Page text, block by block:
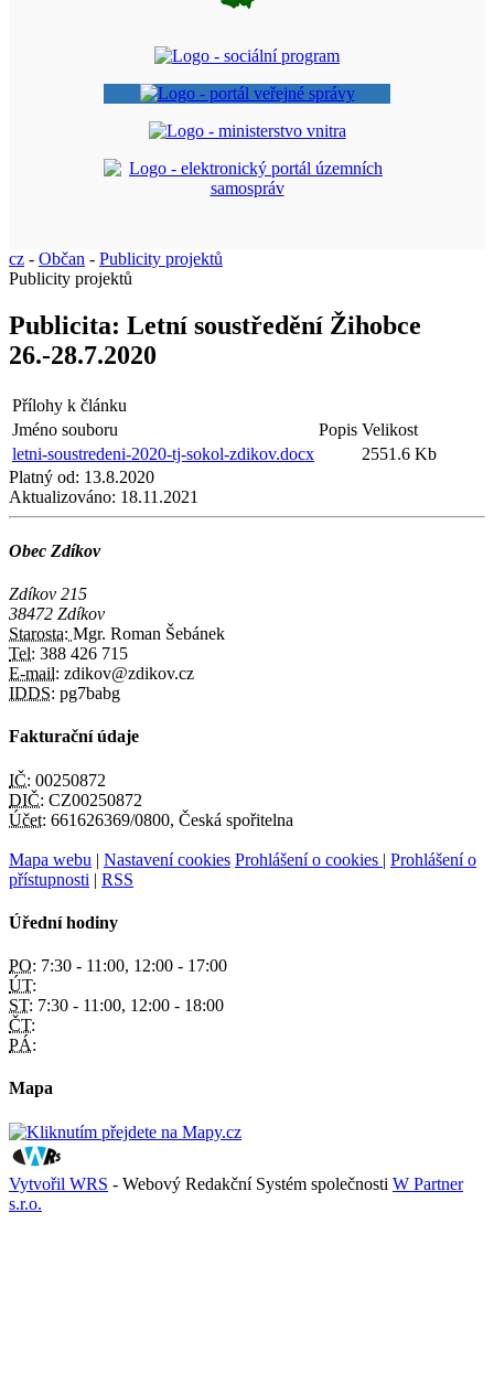
cz - Občan - Publicity projektů
Publicity projektů
Publicita: Letní soustředění Žihobce
26.-28.7.2020
Přílohy k článku
Jméno souboru
Popis Velikost
letni-soustredeni-2020-tj-sokol-zdikov.docx
2551.6 Kb
Platný od: 13.8.2020
Aktualizováno: 18.11.2021
Obec Zdíkov
Zdíkov 215
38472 Zdíkov
Starosta: Mgr. Roman Šebánek
Tel: 388 426 715
E-mail: zdikov@zdikov.cz
IDDS: pg7babg
Fakturační údaje
IČ: 00250872
DIČ: CZ00250872
Účet: 661626369/0800, Česká spořitelna
Mapa webu | Nastavení cookies Prohlášení o cookies | Prohlášení o
přístupnosti | RSS
Úřední hodiny
PO: 7:30 - 11:00, 12:00 - 17:00
ÚT:
ST: 7:30 - 11:00, 12:00 - 18:00
ČT:
PÁ:
Mapa
Vytvořil WRS - Webový Redakční Systém společnosti W Partner
s.r.o.